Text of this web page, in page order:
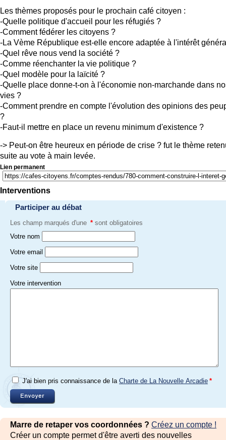
Les thèmes proposés pour le prochain café citoyen :
-Quelle politique d'accueil pour les réfugiés ?
-Comment fédérer les citoyens ?
-La Vème République est-elle encore adaptée à l'intérêt
-Quel rêve nous vend la société ?
-Comme réenchanter la vie politique ?
-Quel modèle pour la laïcité ?
-Quelle place donne-t-on à l'économie non-marchande dans
vies ?
-Comment prendre en compte l'évolution des opinions des
?
-Faut-il mettre en place un revenu minimum d'existence ?
-> Peut-on être heureux en période de crise ? fut le thème
suite au vote à main levée.
Lien permanent
Interventions
Participer au débat
Les champ marqués d'une * sont obligatoires
Votre nom
Votre email
Votre site
Votre intervention
J'ai bien pris connaissance de la Charte de La Nouvelle Arcadie *
Marre de retaper vos coordonnées ? Créez un compte !
Créer un compte permet d'être averti des nouvelles